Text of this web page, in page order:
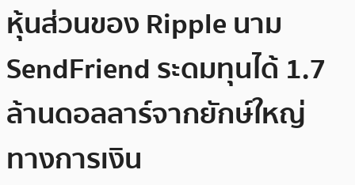
หุ้นส่วนของ Ripple นาม
SendFriend ระดมทุนได้ 1.7
ล้านดอลลาร์จากยักษ์ใหญ่
ทางการเงิน